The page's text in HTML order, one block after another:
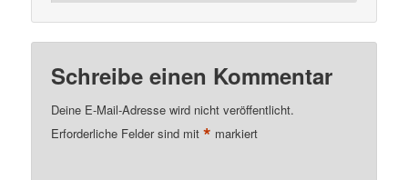
Schreibe einen Kommentar
Deine E-Mail-Adresse wird nicht veröffentlicht.
Erforderliche Felder sind mit* markiert